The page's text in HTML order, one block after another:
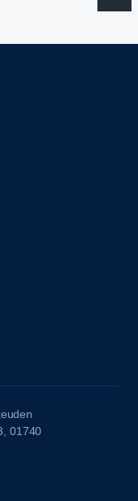
01740